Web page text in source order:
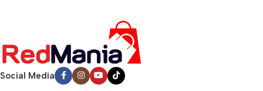
Social Media